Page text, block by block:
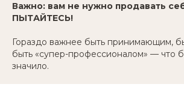
Важно: вам не нужно продавать
ПЫТАЙТЕСЬ!
Гораздо важнее быть принимающим,
быть «супер-профессионалом» — что
значило.